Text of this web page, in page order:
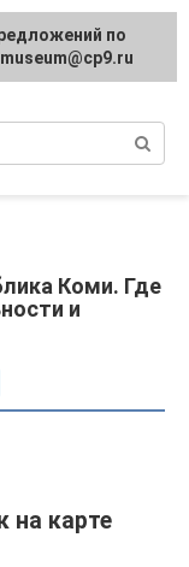
и
Коми. Где
и
на карте
по